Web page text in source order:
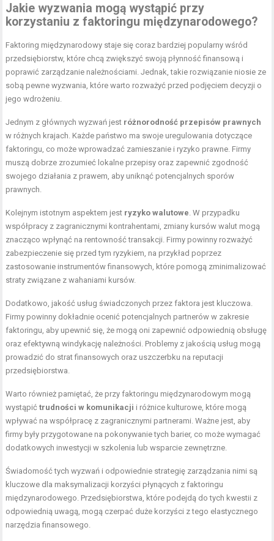
Jakie wyzwania mogą wystąpić przy
korzystaniu z faktoringu międzynarodowego?
Faktoring międzynarodowy staje się coraz bardziej popularny wśród
przedsiębiorstw, które chcą zwiększyć swoją płynność finansową i
poprawić zarządzanie należnościami. Jednak, takie rozwiązanie niosie ze
sobą pewne wyzwania, które warto rozważyć przed podjęciem decyzji o
jego wdrożeniu.
Jednym z głównych wyzwań jest różnorodność przepisów prawnych
w różnych krajach. Każde państwo ma swoje uregulowania dotyczące
faktoringu, co może wprowadzać zamieszanie i ryzyko prawne. Firmy
muszą dobrze zrozumieć lokalne przepisy oraz zapewnić zgodność
swojego działania z prawem, aby uniknąć potencjalnych sporów
prawnych.
Kolejnym istotnym aspektem jest ryzyko walutowe . W przypadku
współpracy z zagranicznymi kontrahentami, zmiany kursów walut mogą
znacząco wpłynąć na rentowność transakcji. Firmy powinny rozważyć
zabezpieczenie się przed tym ryzykiem, na przykład poprzez
zastosowanie instrumentów finansowych, które pomogą zminimalizować
straty związane z wahaniami kursów.
Dodatkowo, jakość usług świadczonych przez faktora jest kluczowa.
Firmy powinny dokładnie ocenić potencjalnych partnerów w zakresie
faktoringu, aby upewnić się, że mogą oni zapewnić odpowiednią obsługę
oraz efektywną windykację należności. Problemy z jakością usług mogą
prowadzić do strat finansowych oraz uszczerbku na reputacji
przedsiębiorstwa.
Warto również pamiętać, że przy faktoringu międzynarodowym mogą
wystąpićtrudności w komunikacji i różnice kulturowe, które mogą
wpływać na współpracę z zagranicznymi partnerami. Ważne jest, aby
firmy były przygotowane na pokonywanie tych barier, co może wymagać
dodatkowych inwestycji w szkolenia lub wsparcie zewnętrzne.
Świadomość tych wyzwań i odpowiednie strategię zarządzania nimi są
kluczowe dla maksymalizacji korzyści płynących z faktoringu
międzynarodowego. Przedsiębiorstwa, które podejdą do tych kwestii z
odpowiednią uwagą, mogą czerpać duże korzyści z tego elastycznego
narzędzia finansowego.